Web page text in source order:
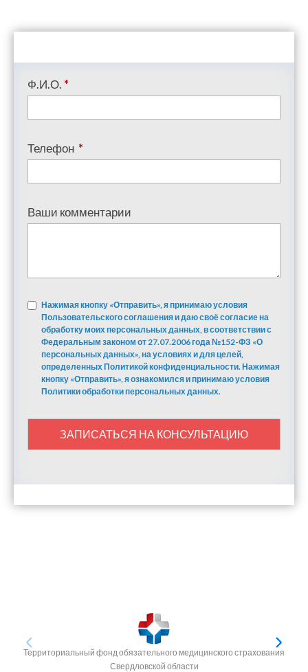
Ф.И.О. *
Телефон *
Ваши комментарии
Нажимая кнопку «Отправить», я принимаю условия
Пользовательского соглашения и даю своё согласие на
обработку моих персональных данных, в соответствии с
Федеральным законом от 27.07.2006 года №152-ФЗ «О
персональных данных», на условиях и для целей,
определенных Политикой конфиденциальности. Нажимая
кнопку «Отправить», я ознакомился и принимаю условия
Политики обработки персональных данных.
ЗАПИСАТЬСЯ НА КОНСУЛЬТАЦИЮ
Территориальный фонд обязательного медицинского страхования
Свердловской области